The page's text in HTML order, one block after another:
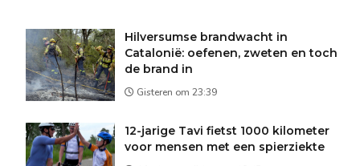
Hilversumse brandwacht in
Catalonië: oefenen, zweten en toch
de brand in
Gisteren om 23:39
12-jarige Tavi fietst 1000 kilometer
voor mensen met een spierziekte